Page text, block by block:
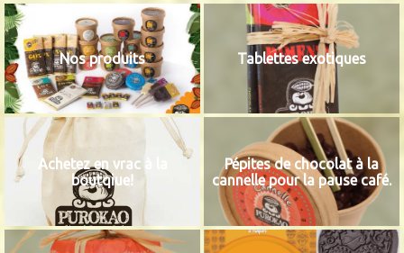
Nos produits Tablettes exotiques
Achetez en vrac à la
boutqiue!
Pépites de chocolat à la
cannelle pour la pause café.